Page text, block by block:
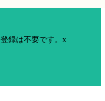
録は不要です。 x